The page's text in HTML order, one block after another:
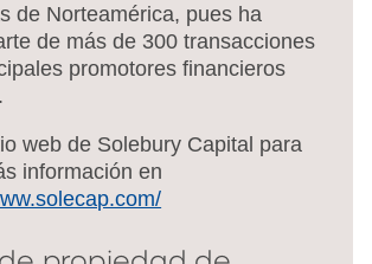
de Norteamérica, pues ha
de más de 300 transacciones
promotores financieros
web de Solebury Capital para
información en